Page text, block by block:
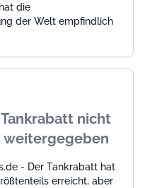
die
der Welt empfindlich
nicht
- Der Tankrabatt hat
erreicht, aber